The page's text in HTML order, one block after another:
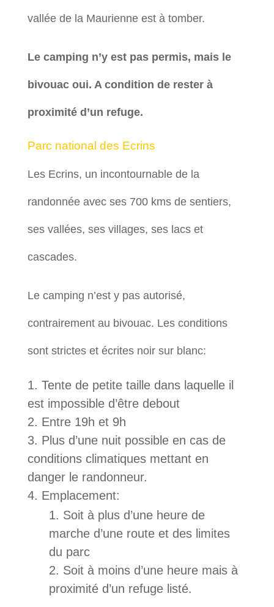
vallée de la Maurienne est à tomber.
Le camping n’y est pas permis, mais le
bivouac oui. A condition de rester à
proximité d’un refuge.
Parc national des Ecrins
Les Ecrins, un incontournable de la
randonnée avec ses 700 kms de sentiers,
ses vallées, ses villages, ses lacs et
cascades.
Le camping n’est y pas autorisé,
contrairement au bivouac. Les conditions
sont strictes et écrites noir sur blanc:
Tente de petite taille dans laquelle il
est impossible d’être debout
Entre 19h et 9h
Plus d’une nuit possible en cas de
conditions climatiques mettant en
danger le randonneur.
Emplacement:
Soit à plus d’une heure de
marche d’une route et des limites
du parc
Soit à moins d’une heure mais à
proximité d’un refuge listé.